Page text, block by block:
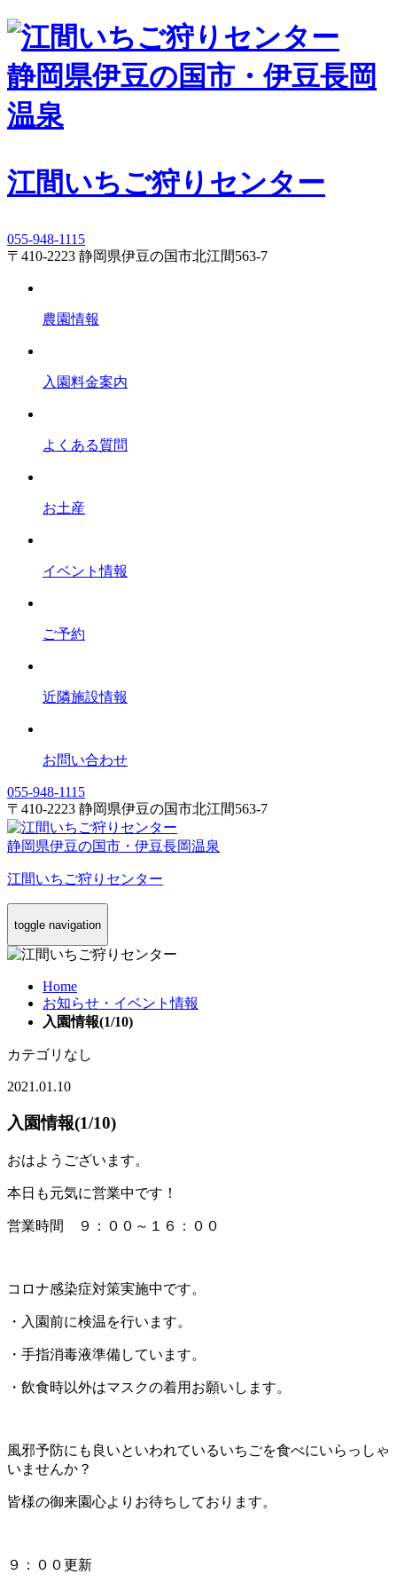
静岡県伊豆の国市・伊豆長岡
温泉
江間いちご狩りセンター
055-948-1115
〒410-2223 静岡県伊豆の国市北江間563-7
農園情報
入園料金案内
よくある質問
お土産
イベント情報
ご予約
近隣施設情報
お問い合わせ
055-948-1115
〒410-2223 静岡県伊豆の国市北江間563-7
静岡県伊豆の国市・伊豆長岡温泉
江間いちご狩りセンター
toggle navigation
Home
お知らせ・イベント情報
入園情報(1/10)
カテゴリなし
2021.01.10
入園情報(1/10)
おはようございます。
本日も元気に営業中です！
営業時間 ９：００～１６：００
コロナ感染症対策実施中です。
・入園前に検温を行います。
・手指消毒液準備しています。
・飲食時以外はマスクの着用お願いします。
風邪予防にも良いといわれているいちごを食べにいらっしゃ
いませんか？
皆様の御来園心よりお待ちしております。
９：００更新